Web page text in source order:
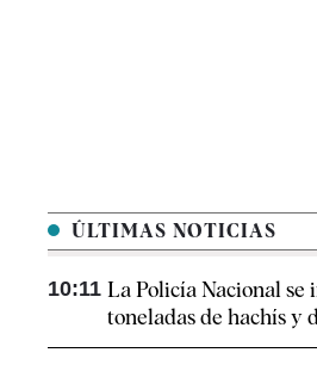
ÚLTIMAS NOTICIAS
10:11 La Policía Nacional se
toneladas de hachís y